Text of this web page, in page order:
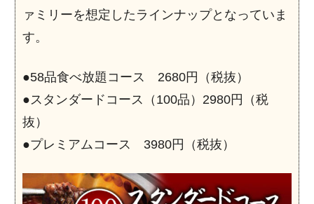
ァミリーを想定したラインナップとなっていま
す。
●58品食べ放題コース 2680円（税抜）
●スタンダードコース（100品）2980円（税
抜）
●プレミアムコース 3980円（税抜）